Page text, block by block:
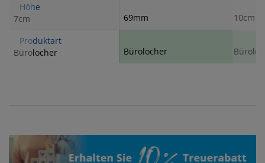
Höhe
7cm
69mm 10cm
Produktart
Bürolocher
Bürolocher